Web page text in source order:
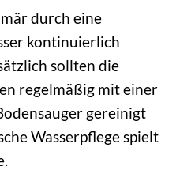
durch eine
kontinuierlich
sollten die
regelmäßig mit einer
gereinigt
Wasserpflege spielt